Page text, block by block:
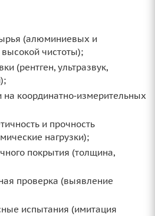
(алюминиевых и
чистоты);
(рентген, ультразвук,
на координатно‑измерительных
и прочность
нагрузки);
покрытия (толщина,
проверка (выявление
испытания (имитация